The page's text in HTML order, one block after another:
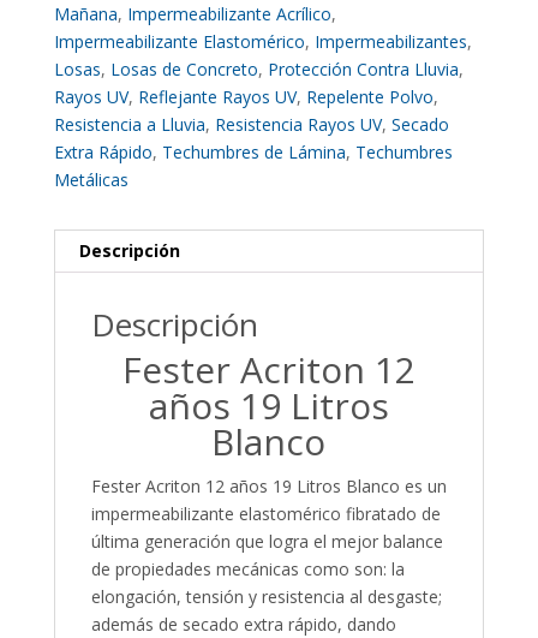
Mañana, Impermeabilizante Acrílico,
Impermeabilizante Elastomérico, Impermeabilizantes,
Losas, Losas de Concreto, Protección Contra Lluvia,
Rayos UV, Reflejante Rayos UV, Repelente Polvo,
Resistencia a Lluvia, Resistencia Rayos UV, Secado
Extra Rápido, Techumbres de Lámina, Techumbres
Metálicas
Descripción
Descripción
Fester Acriton 12
años 19 Litros
Blanco
Fester Acriton 12 años 19 Litros Blanco es un
impermeabilizante elastomérico fibratado de
última generación que logra el mejor balance
de propiedades mecánicas como son: la
elongación, tensión y resistencia al desgaste;
además de secado extra rápido, dando